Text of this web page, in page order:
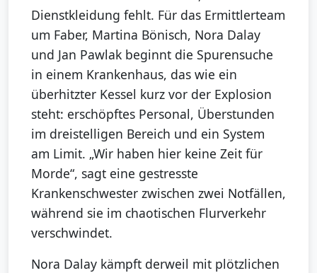
Dienstkleidung fehlt. Für das Ermittlerteam
um Faber, Martina Bönisch, Nora Dalay
und Jan Pawlak beginnt die Spurensuche
in einem Krankenhaus, das wie ein
überhitzter Kessel kurz vor der Explosion
steht: erschöpftes Personal, Überstunden
im dreistelligen Bereich und ein System
am Limit. „Wir haben hier keine Zeit für
Morde“, sagt eine gestresste
Krankenschwester zwischen zwei Notfällen,
während sie im chaotischen Flurverkehr
verschwindet.
Nora Dalay kämpft derweil mit plötzlichen